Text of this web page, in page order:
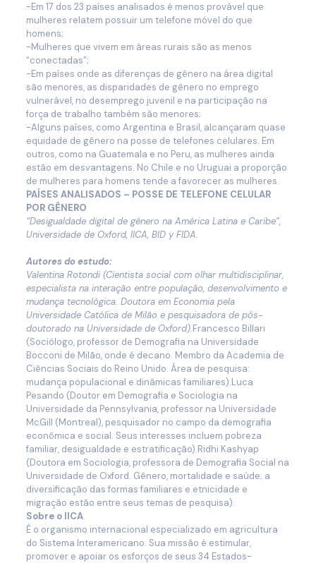
-Em 17 dos 23 países analisados é menos provável que
mulheres relatem possuir um telefone móvel do que
homens;
-Mulheres que vivem em áreas rurais são as menos
“conectadas”;
-Em países onde as diferenças de gênero na área digital
são menores, as disparidades de gênero no emprego
vulnerável, no desemprego juvenil e na participação na
força de trabalho também são menores;
-Alguns países, como Argentina e Brasil, alcançaram quase
equidade de gênero na posse de telefones celulares. Em
outros, como na Guatemala e no Peru, as mulheres ainda
estão em desvantagens. No Chile e no Uruguai a proporção
de mulheres para homens tende a favorecer as mulheres.
PAÍSES ANALISADOS – POSSE DE TELEFONE CELULAR
POR GÊNERO
“Desigualdade digital de gênero na América Latina e Caribe”,
Universidade de Oxford, IICA, BID y FIDA.
Autores do estudo:
Valentina Rotondi (Cientista social com olhar multidisciplinar,
especialista na interação entre população, desenvolvimento e
mudança tecnológica. Doutora em Economia pela
Universidade Católica de Milão e pesquisadora de pós-
doutorado na Universidade de Oxford).Francesco Billari
(Sociólogo, professor de Demografia na Universidade
Bocconi de Milão, onde é decano. Membro da Academia de
Ciências Sociais do Reino Unido. Área de pesquisa:
mudança populacional e dinâmicas familiares).Luca
Pesando (Doutor em Demografia e Sociologia na
Universidade da Pennsylvania, professor na Universidade
McGill (Montreal), pesquisador no campo da demografia
econômica e social. Seus interesses incluem pobreza
familiar, desigualdade e estratificação).Ridhi Kashyap
(Doutora em Sociologia, professora de Demografia Social na
Universidade de Oxford. Gênero, mortalidade e saúde; a
diversificação das formas familiares e etnicidade e
migração estão entre seus temas de pesquisa).
Sobre o IICA
É o organismo internacional especializado em agricultura
do Sistema Interamericano. Sua missão é estimular,
promover e apoiar os esforços de seus 34 Estados-